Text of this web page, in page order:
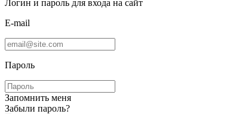
Логин и пароль для входа на сайт
E-mail
Пароль
Запомнить меня
Забыли пароль?